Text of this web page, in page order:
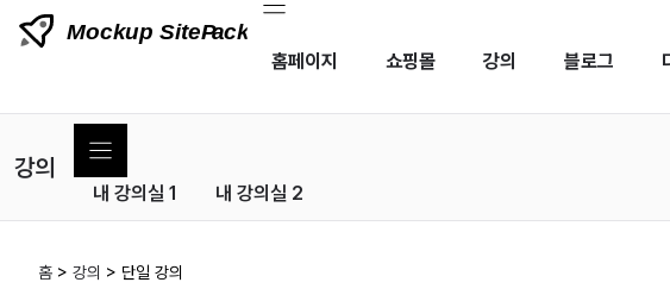
건
뛰
홈페이지 쇼핑몰 강의 블로그
강의
내 강의실 1 내 강의실 2
홈 > 강의 > 단일 강의